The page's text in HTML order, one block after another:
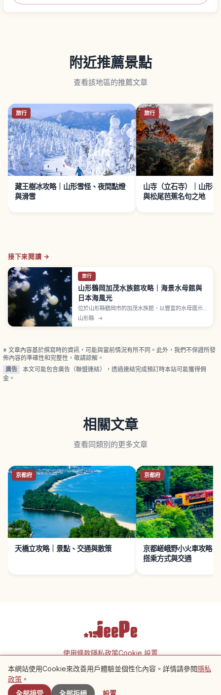
附近推薦景點
查看該地區的推薦文章
旅行
藏王樹冰攻略｜山形雪怪、夜間點燈
與滑雪
旅行
山寺（立石寺）｜山形
與松尾芭蕉名句之地
接下來閱讀 →
旅行
山形鶴岡加茂水族館攻略｜海景水母館與
日本海風光
位於山形縣鶴岡市的加茂水族館，以豐富的水母展示
和面向日本海的絕佳景色聞名。文章將介紹必看的水
母水槽與表演、館內餐飲與伴手禮店、建議參觀動
山形縣 →
※ 文章內容基於撰寫時的資訊，可能與當前情況有所不同。此外，我們不保證所發
佈內容的準確性和完整性，敬請諒解。
廣告
本文可能包含廣告（聯盟連結），透過連結完成預訂時本站可能獲得佣
金。
相關文章
查看同類別的更多文章
京都府
天橋立攻略｜景點、交通與散策
京都府
京都嵯峨野小火車攻略
搭乘方式與交通
附近景點
使用條款隱私政策Cookie 設置
本網站使用Cookie來改善用戶體驗並個性化內容。詳情請參閱隱私
政策 。
全部接受
全部拒絕 設置